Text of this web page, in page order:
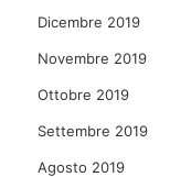
Dicembre 2019
Novembre 2019
Ottobre 2019
Settembre 2019
Agosto 2019